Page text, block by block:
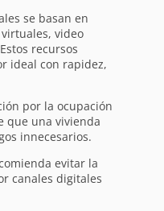
se basan en
video
recursos
ideal con rapidez,
por la ocupación
que una vivienda
innecesarios.
evitar la
canales digitales